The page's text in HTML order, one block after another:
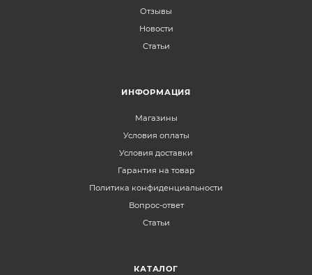
Отзывы
Новости
Статьи
ИНФОРМАЦИЯ
Магазины
Условия оплаты
Условия доставки
Гарантия на товар
Политика конфиденциальности
Вопрос-ответ
Статьи
КАТАЛОГ